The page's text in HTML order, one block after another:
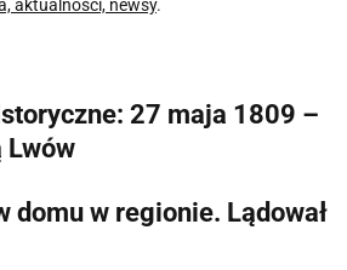
aktualności, newsy.
27 maja 1809 –
Lwów
domu w regionie. Lądował